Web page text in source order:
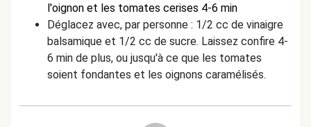
l'oignon et les tomates cerises 4-6 min
Déglacez avec, par personne : 1/2 cc de vinaigre
balsamique et 1/2 cc de sucre. Laissez confire 4-
6 min de plus, ou jusqu'à ce que les tomates
soient fondantes et les oignons caramélisés.